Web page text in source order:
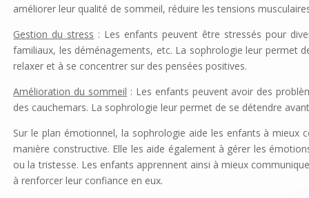
améliorer leur qualité de sommeil, réduire les tensions
Gestion du stress : Les enfants peuvent être stressés pour
familiaux, les déménagements, etc. La sophrologie leur permet
relaxer et à se concentrer sur des pensées positives.
Amélioration du sommeil : Les enfants peuvent avoir des
des cauchemars. La sophrologie leur permet de se détendre
Sur le plan émotionnel, la sophrologie aide les enfants à mieux
manière constructive. Elle les aide également à gérer les
ou la tristesse. Les enfants apprennent ainsi à mieux
à renforcer leur confiance en eux.